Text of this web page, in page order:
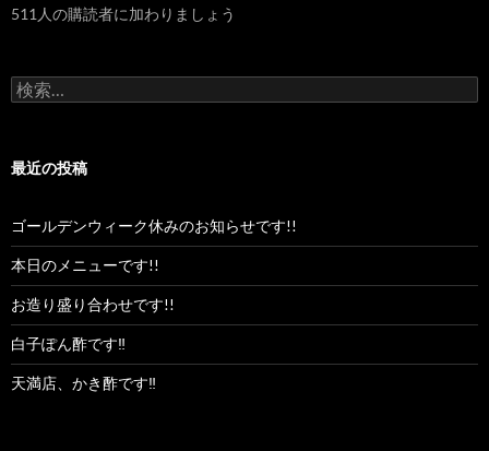
レ
511人の購読者に加わりましょう
検
索:
最近の投稿
ゴールデンウィーク休みのお知らせです!!
本日のメニューです!!
お造り盛り合わせです!!
白子ぽん酢です‼︎
天満店、かき酢です‼︎